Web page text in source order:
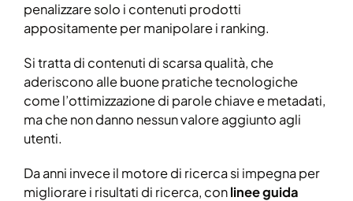
penalizzare solo i contenuti prodotti
appositamente per manipolare i ranking.
Si tratta di contenuti di scarsa qualità, che
aderiscono alle buone pratiche tecnologiche
come l’ottimizzazione di parole chiave e metadati,
ma che non danno nessun valore aggiunto agli
utenti.
Da anni invece il motore di ricerca si impegna per
migliorare i risultati di ricerca, conlinee guida